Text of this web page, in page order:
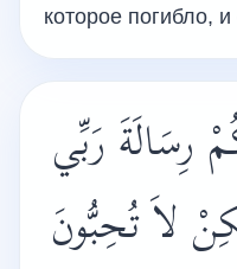
которое погибло,
رِسَالَةَ رَبِّي
لاَ تُحِبُّونَ